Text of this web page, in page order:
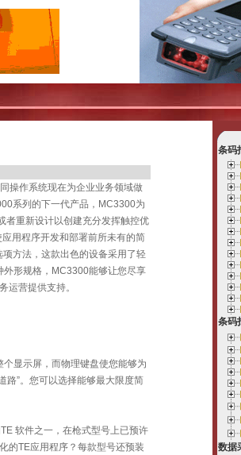
条码
条码
数据
操作系统现在为企业业务领域做
系列的下一代产品，MC3300为
者重新设计以创建充分发挥触控优
用程序开发和部署前所未有的简
方法，这款出色的设备采用了轻
外形规格，MC3300能够让您尽享
营提供支持。
显示屏，而物理键盘使您能够为
路”。您可以选择能够最大限度简
软件之一，在枪式型号上已预许
的TE应用程序？每款型号还预装